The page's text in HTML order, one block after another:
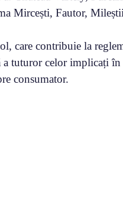
Mircești, Fautor,
contribuie la
tuturor celor implicați în
consumator.